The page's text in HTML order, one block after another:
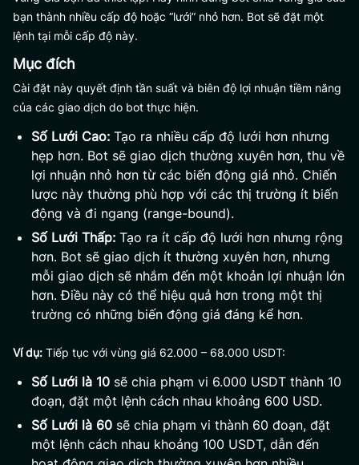
bạn thành nhiều cấp độ hoặc “lưới” nhỏ hơn. Bot sẽ đặt một
lệnh tại mỗi cấp độ này.
Mục đích
Cài đặt này quyết định tần suất và biên độ lợi nhuận tiềm năng
của các giao dịch do bot thực hiện.
Số Lưới Cao: Tạo ra nhiều cấp độ lưới hơn nhưng
hẹp hơn. Bot sẽ giao dịch thường xuyên hơn, thu về
lợi nhuận nhỏ hơn từ các biến động giá nhỏ. Chiến
lược này thường phù hợp với các thị trường ít biến
động và đi ngang (range-bound).
Số Lưới Thấp: Tạo ra ít cấp độ lưới hơn nhưng rộng
hơn. Bot sẽ giao dịch ít thường xuyên hơn, nhưng
mỗi giao dịch sẽ nhắm đến một khoản lợi nhuận lớn
hơn. Điều này có thể hiệu quả hơn trong một thị
trường có những biến động giá đáng kể hơn.
Ví dụ: Tiếp tục với vùng giá 62.000 – 68.000 USDT:
Số Lưới là 10 sẽ chia phạm vi 6.000 USDT thành 10
đoạn, đặt một lệnh cách nhau khoảng 600 USD.
Số Lưới là 60 sẽ chia phạm vi thành 60 đoạn, đặt
một lệnh cách nhau khoảng 100 USDT, dẫn đến